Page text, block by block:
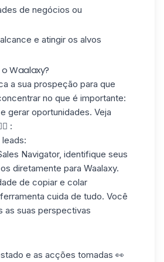
de negócios ou
alcance e atingir os alvos
Waalaxy?
a sua prospeção para que
no que é importante:
gerar oportunidades. Veja
:
:
Navigator, identifique seus
diretamente para Waalaxy.
de copiar e colar
cuida de tudo. Você
as suas perspectivas
e as acções tomadas 👀